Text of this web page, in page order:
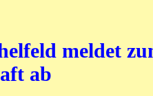
meldet
ab